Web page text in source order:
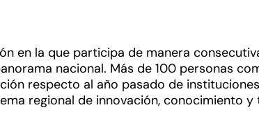
en la que participa de manera
nacional. Más de 100 personas
respecto al año pasado de
regional de innovación, conocimiento